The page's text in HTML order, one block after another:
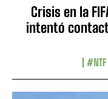
Crisis en la
intentó
#NTF